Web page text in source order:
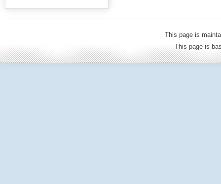
This page is
This page is